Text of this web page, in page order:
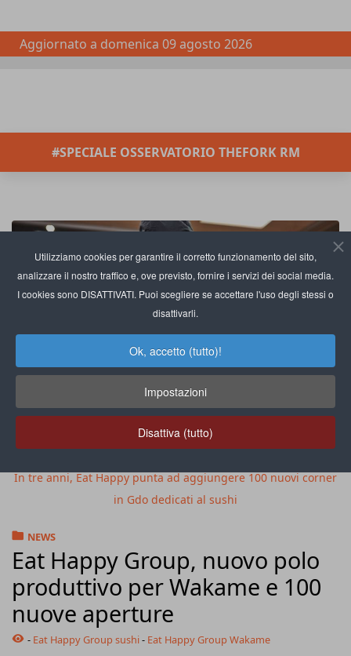
Utilizziamo cookies per garantire il corretto funzionamento del sito,
analizzare il nostro traffico e, ove previsto, fornire i servizi dei social media.
I cookies sono DISATTIVATI. Puoi scegliere se accettare l'uso degli stessi o
disattivarli.
Ok, accetto (tutto)!
Impostazioni
Disattiva (tutto)
Aggiornato a domenica 09 agosto 2026
#SPECIALE OSSERVATORIO THEFORK RM
In tre anni, Eat Happy punta ad aggiungere 100 nuovi corner
in Gdo dedicati al sushi
NEWS
Eat Happy Group, nuovo polo
produttivo per Wakame e 100
nuove aperture
- Eat Happy Group sushi- Eat Happy Group Wakame